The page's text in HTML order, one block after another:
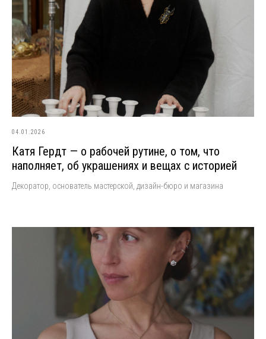
04.01.2026
Катя Гердт — о рабочей рутине, о том, что
наполняет, об украшениях и вещах с историей
Декоратор, основатель мастерской, дизайн-бюро и магазина